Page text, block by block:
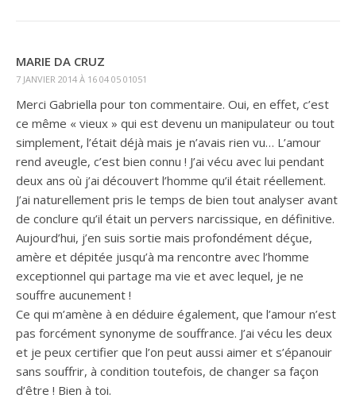
MARIE DA CRUZ
7 JANVIER 2014 À 16 04 05 01051
Merci Gabriella pour ton commentaire. Oui, en effet, c’est
ce même « vieux » qui est devenu un manipulateur ou tout
simplement, l’était déjà mais je n’avais rien vu… L’amour
rend aveugle, c’est bien connu ! J’ai vécu avec lui pendant
deux ans où j’ai découvert l’homme qu’il était réellement.
J’ai naturellement pris le temps de bien tout analyser avant
de conclure qu’il était un pervers narcissique, en définitive.
Aujourd’hui, j’en suis sortie mais profondément déçue,
amère et dépitée jusqu’à ma rencontre avec l’homme
exceptionnel qui partage ma vie et avec lequel, je ne
souffre aucunement !
Ce qui m’amène à en déduire également, que l’amour n’est
pas forcément synonyme de souffrance. J’ai vécu les deux
et je peux certifier que l’on peut aussi aimer et s’épanouir
sans souffrir, à condition toutefois, de changer sa façon
d’être ! Bien à toi.